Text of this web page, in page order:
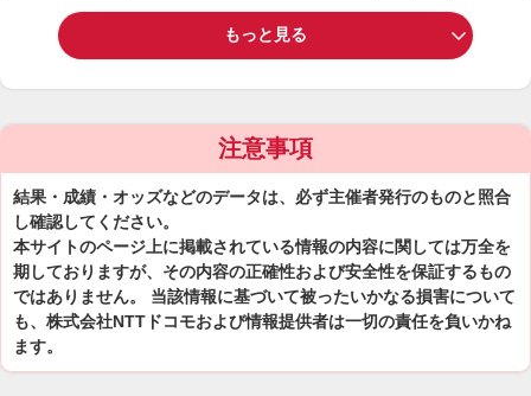
もっと見る
注意事項
結果・成績・オッズなどのデータは、必ず主催者発行のものと照合
し確認してください。
本サイトのページ上に掲載されている情報の内容に関しては万全を
期しておりますが、その内容の正確性および安全性を保証するもの
ではありません。 当該情報に基づいて被ったいかなる損害について
も、株式会社NTTドコモおよび情報提供者は一切の責任を負いかね
ます。